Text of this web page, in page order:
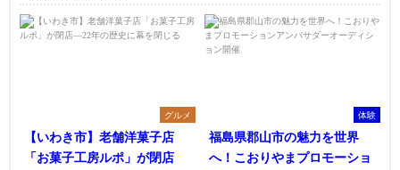
グルメ
【いわき市】老舗洋菓子店
「お菓子工房ルポ」が閉店
体験
福島県郡山市の魅力を世界
へ！こおりやまプロモーショ